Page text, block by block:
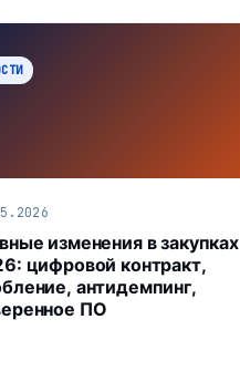
изменения в закупках
цифровой контракт,
антидемпинг,
ПО